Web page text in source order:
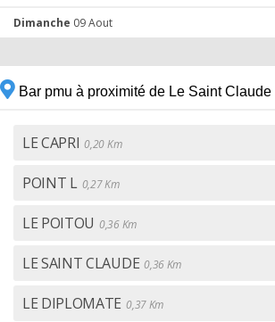
Dimanche 09 Aout
Bar pmu à proximité de Le Saint
LE CAPRI 0,20 Km
POINT L 0,27 Km
LE POITOU 0,36 Km
LE SAINT CLAUDE 0,36 Km
LE DIPLOMATE 0,37 Km